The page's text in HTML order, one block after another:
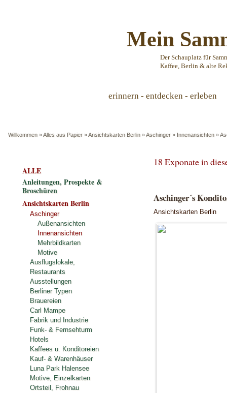
Mein
Der Schauplatz für
Kaffee, Berlin & alte
erinnern - entdecken - erleben
Willkommen »Alles aus Papier »Ansichtskarten Berlin »Aschinger » Innenansichten »
18 Exponate in
Aschinger´s
Ansichtskarten Berlin
ALLE
Anleitungen, Prospekte &
Broschüren
Ansichtskarten Berlin
Aschinger
Außenansichten
Innenansichten
Mehrbildkarten
Motive
Ausflugslokale,
Restaurants
Ausstellungen
Berliner Typen
Brauereien
Carl Mampe
Fabrik und Industrie
Funk- & Fernsehturm
Hotels
Kaffees u. Konditoreien
Kauf- & Warenhäuser
Luna Park Halensee
Motive, Einzelkarten
Ortsteil, Frohnau